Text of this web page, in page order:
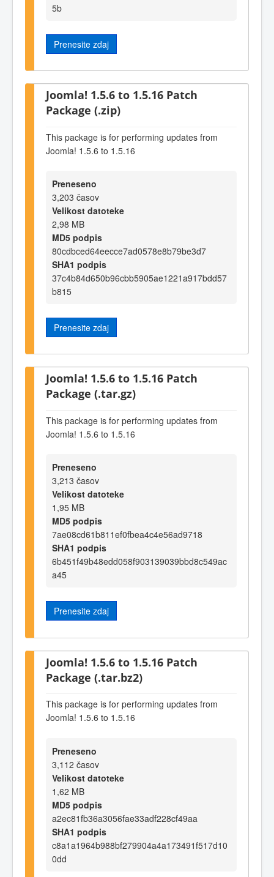
5b
Prenesite zdaj
Joomla! 1.5.6 to 1.5.16 Patch
Package (.zip)
This package is for performing updates from
Joomla! 1.5.6 to 1.5.16
Preneseno
3,203 časov
Velikost datoteke
2,98 MB
MD5 podpis
80cdbced64eecce7ad0578e8b79be3d7
SHA1 podpis
37c4b84d650b96cbb5905ae1221a917bdd57
b815
Prenesite zdaj
Joomla! 1.5.6 to 1.5.16 Patch
Package (.tar.gz)
This package is for performing updates from
Joomla! 1.5.6 to 1.5.16
Preneseno
3,213 časov
Velikost datoteke
1,95 MB
MD5 podpis
7ae08cd61b811ef0fbea4c4e56ad9718
SHA1 podpis
6b451f49b48edd058f903139039bbd8c549ac
a45
Prenesite zdaj
Joomla! 1.5.6 to 1.5.16 Patch
Package (.tar.bz2)
This package is for performing updates from
Joomla! 1.5.6 to 1.5.16
Preneseno
3,112 časov
Velikost datoteke
1,62 MB
MD5 podpis
a2ec81fb36a3056fae33adf228cf49aa
SHA1 podpis
c8a1a1964b988bf279904a4a173491f517d10
0dd